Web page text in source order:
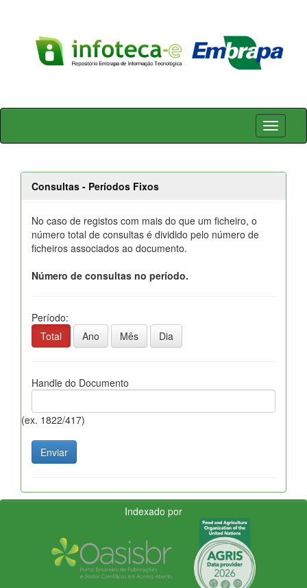
Skip
Consultas - Períodos Fixos
No caso de registos com mais do que um ficheiro, o
número total de consultas é dividido pelo número de
ficheiros associados ao documento.
Número de consultas no período.
Período:
Total
Ano Mês Dia
Handle do Documento
(ex. 1822/417)
Indexado por